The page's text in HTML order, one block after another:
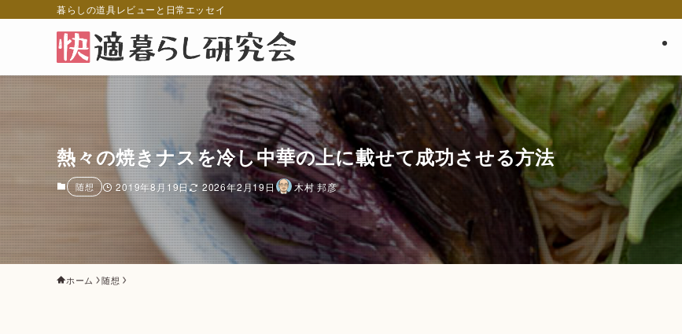
暮らしの道具レビューと日常エッセイ
熱々の焼きナスを冷し中華の上に載せて成功させる方法
随想 2019年8月19日 2026年2月19日 木村 邦彦
ホーム 随想